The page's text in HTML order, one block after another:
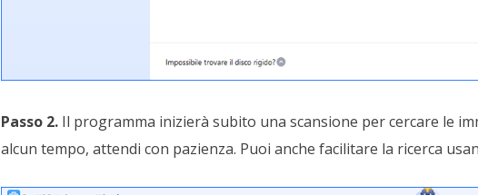
Passo 2.Il programma inizierà subito una scansione per cercare le
alcun tempo, attendi con pazienza. Puoi anche facilitare la ricerca